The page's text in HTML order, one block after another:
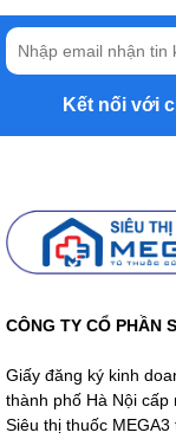
Kết nối với
CÔNG TY CỔ PHẦN
Giấy đăng ký kinh
thành phố Hà Nội cấp
Siêu thị thuốc